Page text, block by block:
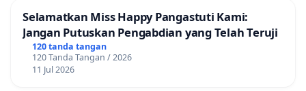
Selamatkan Miss Happy Pangastuti Kami:
Jangan Putuskan Pengabdian yang Telah Teruji
120 tanda tangan
120 Tanda Tangan / 2026
11 Jul 2026